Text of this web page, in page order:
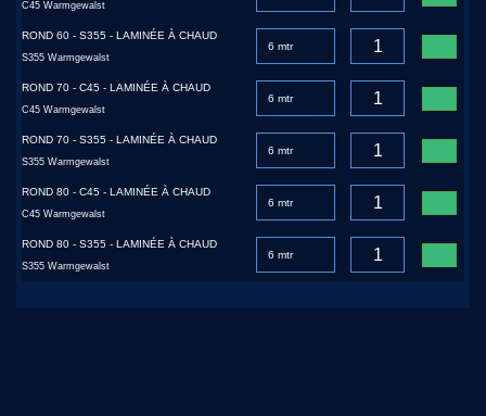
C45 Warmgewalst
ROND 60 - S355 - LAMINÉE À CHAUD
S355 Warmgewalst
ROND 70 - C45 - LAMINÉE À CHAUD
C45 Warmgewalst
ROND 70 - S355 - LAMINÉE À CHAUD
S355 Warmgewalst
ROND 80 - C45 - LAMINÉE À CHAUD
C45 Warmgewalst
ROND 80 - S355 - LAMINÉE À CHAUD
S355 Warmgewalst